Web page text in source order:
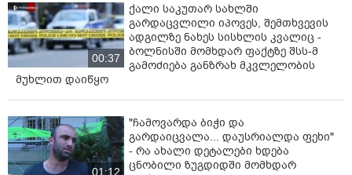
00:37
ქალი საკუთარ სახლში
გარდაცვლილი იპოვეს, შემთხვევის
ადგილზე ნახეს სისხლის კვალიც -
ბოლნისში მომხდარ ფაქტზე შსს-მ
გამოძიება განზრახ მკვლელობის
მუხლით დაიწყო
01:12
"ჩამოვარდა ბიჭი და
გარდაიცვალა... დაუსრიალდა ფეხი"
- რა ახალი დეტალები ხდება
ცნობილი ზუგდიდში მომხდარ